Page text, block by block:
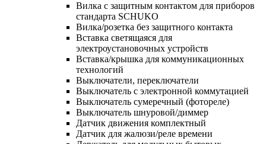
Вилка с защитным контактом для приборов
стандарта SCHUKO
Вилка/розетка без защитного контакта
Вставка светящаяся для
электроустановочных устройств
Вставка/крышка для коммуникационных
технологий
Выключатели, переключатели
Выключатель с электронной коммутацией
Выключатель сумеречный (фотореле)
Выключатель шнуровой/диммер
Датчик движения комплектный
Датчик для жалюзи/реле времени